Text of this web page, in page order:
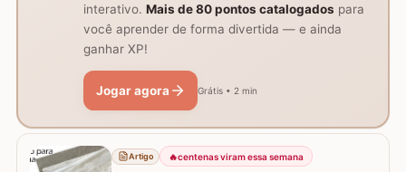
interativo. Mais de 80 pontos catalogados para
você aprender de forma divertida — e ainda
ganhar XP!
Jogar agora Grátis • 2 min
Artigo 🔥centenas viram essa semana